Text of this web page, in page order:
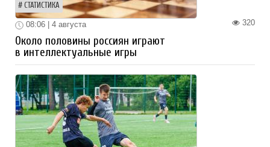
СТАТИСТИКА
320
08:06 | 4 августа
Около половины россиян играют
в интеллектуальные игры